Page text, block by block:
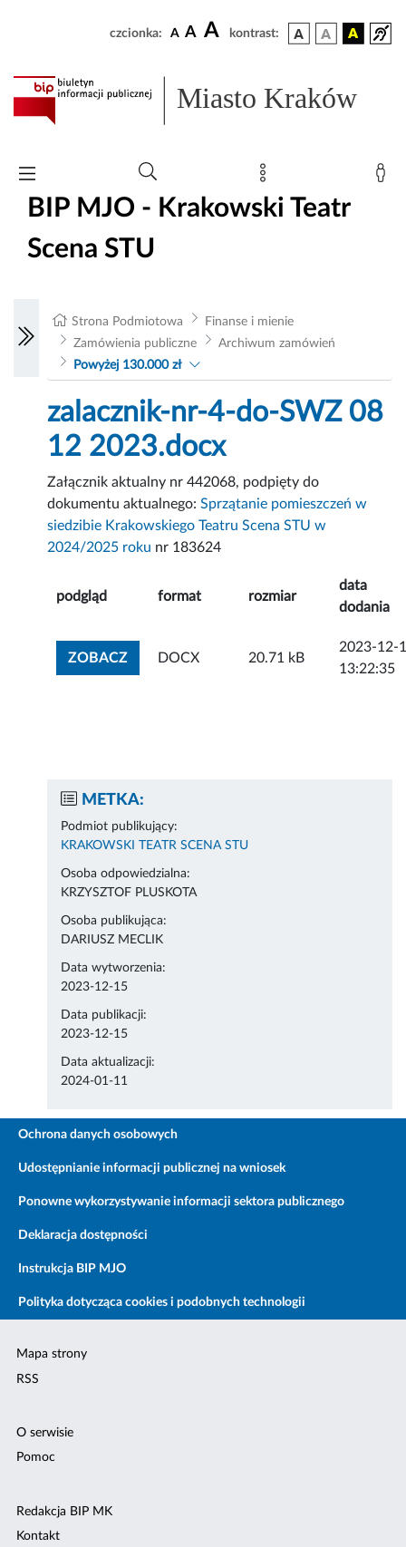
czcionka: A A A kontrast:
Miasto Kraków
BIP MJO - Krakowski Teatr
Scena STU
Strona Podmiotowa
Finanse i mienie
Zamówienia publiczne
Archiwum zamówień
Powyżej 130.000 zł
zalacznik-nr-4-do-SWZ 08
12 2023.docx
Załącznik aktualny nr 442068, podpięty do
dokumentu aktualnego:Sprzątanie pomieszczeń w
siedzibie Krakowskiego Teatru Scena STU w
2024/2025 roku nr 183624
podgląd format rozmiar
data
dodania
ZOBACZZOBACZ ZAŁĄCZNIK
DOCX 20.71 kB
2023-12-
13:22:35
METKA:
Podmiot publikujący:
KRAKOWSKI TEATR SCENA STU
Osoba odpowiedzialna:
KRZYSZTOF PLUSKOTA
Osoba publikująca:
DARIUSZ MECLIK
Data wytworzenia:
2023-12-15
Data publikacji:
2023-12-15
Data aktualizacji:
2024-01-11
Ochrona danych osobowych
Udostępnianie informacji publicznej na wniosek
Ponowne wykorzystywanie informacji sektora publicznego
Deklaracja dostępności
Instrukcja BIP MJO
Polityka dotycząca cookies i podobnych technologii
Mapa strony
RSS
O serwisie
Pomoc
Redakcja BIP MK
Kontakt